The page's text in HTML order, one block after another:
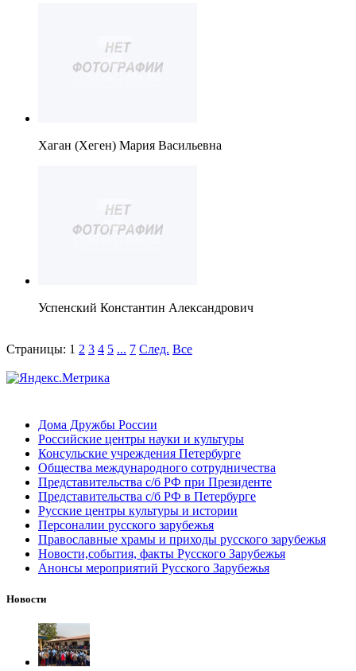
Хаган (Хеген) Мария Васильевна
Успенский Константин Александрович
Страницы: 1 2 3 4 5 ... 7 След. Все
Дома Дружбы России
Российские центры науки и культуры
Консульские учреждения Петербурге
Общества международного сотрудничества
Представительства с/б РФ при Президенте
Представительства с/б РФ в Петербурге
Русские центры культуры и истории
Персоналии русского зарубежья
Православные храмы и приходы русского зарубежья
Новости,события, факты Русского Зарубежья
Анонсы мероприятий Русского Зарубежья
Новости